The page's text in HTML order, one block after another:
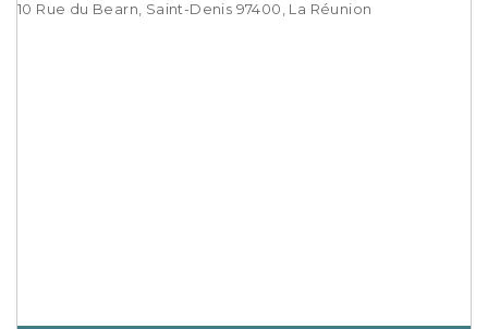
10 Rue du Bearn, Saint-Denis 97400, La Réunion